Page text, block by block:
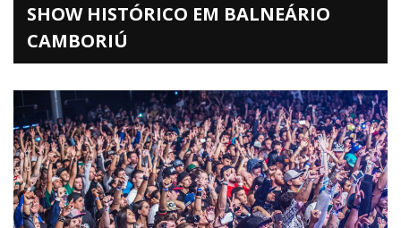
SHOW HISTÓRICO EM BALNEÁRIO
CAMBORIÚ